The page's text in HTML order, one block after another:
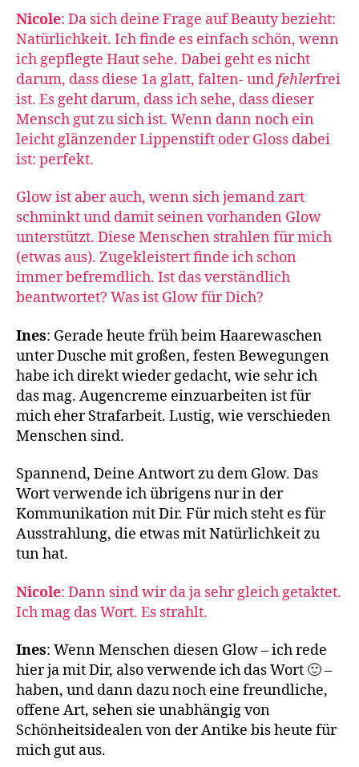
Nicole: Da sich deine Frage auf Beauty bezieht:
Natürlichkeit. Ich finde es einfach schön, wenn
ich gepflegte Haut sehe. Dabei geht es nicht
darum, dass diese 1a glatt, falten- undfehlerfrei
ist. Es geht darum, dass ich sehe, dass dieser
Mensch gut zu sich ist. Wenn dann noch ein
leicht glänzender Lippenstift oder Gloss dabei
ist: perfekt.
Glow ist aber auch, wenn sich jemand zart
schminkt und damit seinen vorhanden Glow
unterstützt. Diese Menschen strahlen für mich
(etwas aus). Zugekleistert finde ich schon
immer befremdlich. Ist das verständlich
beantwortet? Was ist Glow für Dich?
Ines: Gerade heute früh beim Haarewaschen
unter Dusche mit großen, festen Bewegungen
habe ich direkt wieder gedacht, wie sehr ich
das mag. Augencreme einzuarbeiten ist für
mich eher Strafarbeit. Lustig, wie verschieden
Menschen sind.
Spannend, Deine Antwort zu dem Glow. Das
Wort verwende ich übrigens nur in der
Kommunikation mit Dir. Für mich steht es für
Ausstrahlung, die etwas mit Natürlichkeit zu
tun hat.
Nicole: Dann sind wir da ja sehr gleich getaktet.
Ich mag das Wort. Es strahlt.
Ines: Wenn Menschen diesen Glow – ich rede
hier ja mit Dir, also verwende ich das Wort 🙂 –
haben, und dann dazu noch eine freundliche,
offene Art, sehen sie unabhängig von
Schönheitsidealen von der Antike bis heute für
mich gut aus.